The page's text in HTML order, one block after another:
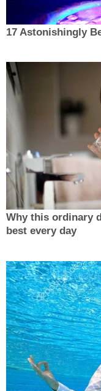
17 Astonishingly
Why this ordinary
best every day